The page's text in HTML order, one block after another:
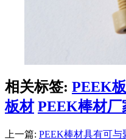
相关标签: PEEK
板材 PEEK棒材厂
上一篇: PEEK棒材具有可